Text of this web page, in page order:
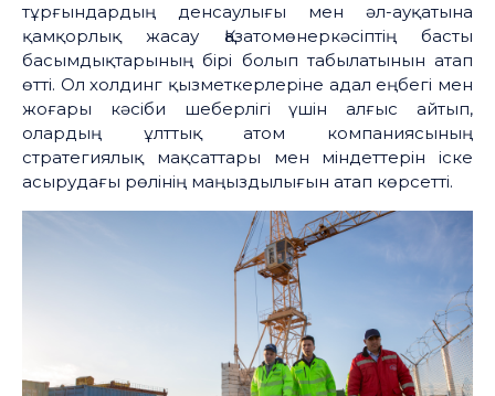
тұрғындардың денсаулығы мен әл-ауқатына
қамқорлық жасау Қазатомөнеркәсіптің басты
басымдықтарының бірі болып табылатынын атап
өтті. Ол холдинг қызметкерлеріне адал еңбегі мен
жоғары кәсіби шеберлігі үшін алғыс айтып,
олардың ұлттық атом компаниясының
стратегиялық мақсаттары мен міндеттерін іске
асырудағы рөлінің маңыздылығын атап көрсетті.